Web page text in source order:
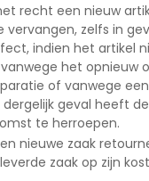
recht een nieuw
vervangen, zelfs in
indien het artikel
het opnieuw
of vanwege
geval heeft
te herroepen.
nieuwe zaak
zaak op zijn